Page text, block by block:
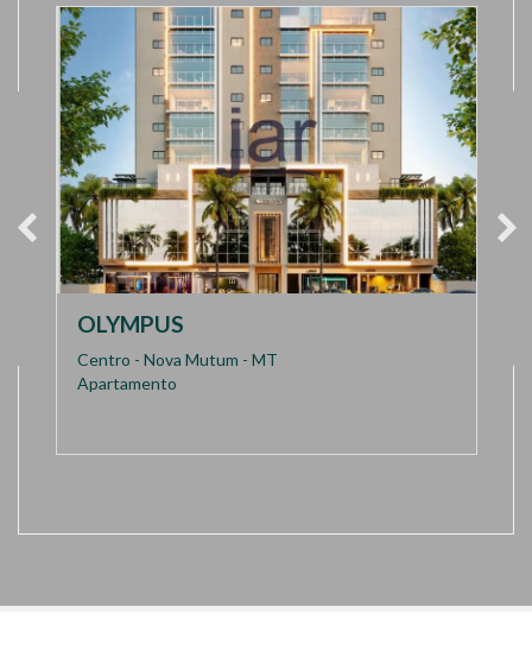
OLYMPUS
Centro - Nova Mutum - MT
Apartamento